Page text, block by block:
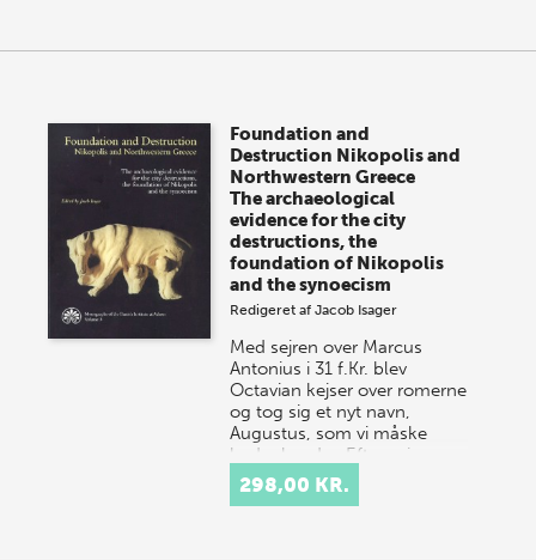
Foundation and
Destruction Nikopolis and
Northwestern Greece
The archaeological
evidence for the city
destructions, the
foundation of Nikopolis
and the synoecism
Redigeret afJacob Isager
Med sejren over Marcus
Antonius i 31 f.Kr. blev
Octavian kejser over romerne
og tog sig et nyt navn,
Augustus, som vi måske
bedre kender. Efter sejren…
298,00 KR.